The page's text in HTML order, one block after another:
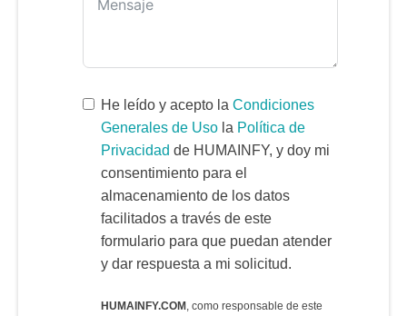
He leído y acepto la Condiciones
Generales de Uso la Política de
Privacidad de HUMAINFY, y doy mi
consentimiento para el
almacenamiento de los datos
facilitados a través de este
formulario para que puedan atender
y dar respuesta a mi solicitud.
HUMAINFY.COM , como responsable de este